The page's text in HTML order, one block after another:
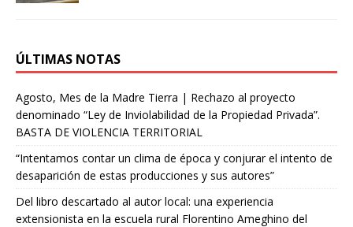
ÚLTIMAS NOTAS
Agosto, Mes de la Madre Tierra | Rechazo al proyecto
denominado “Ley de Inviolabilidad de la Propiedad Privada”.
BASTA DE VIOLENCIA TERRITORIAL
“Intentamos contar un clima de época y conjurar el intento de
desaparición de estas producciones y sus autores”
Del libro descartado al autor local: una experiencia
extensionista en la escuela rural Florentino Ameghino del